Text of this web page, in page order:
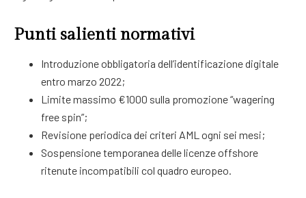
Punti salienti normativi
Introduzione obbligatoria dell’identificazione digitale
entro marzo 2022;
Limite massimo €1000 sulla promozione “wagering
free spin”;
Revisione periodica dei criteri AML ogni sei mesi;
Sospensione temporanea delle licenze offshore
ritenute incompatibili col quadro europeo.